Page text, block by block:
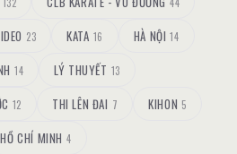
23 KATA 16 HÀ NỘI 14
14 LÝ THUYẾT 13
12 THI LÊN ĐAI 7 KIHON 5
HỒ CHÍ MINH 4